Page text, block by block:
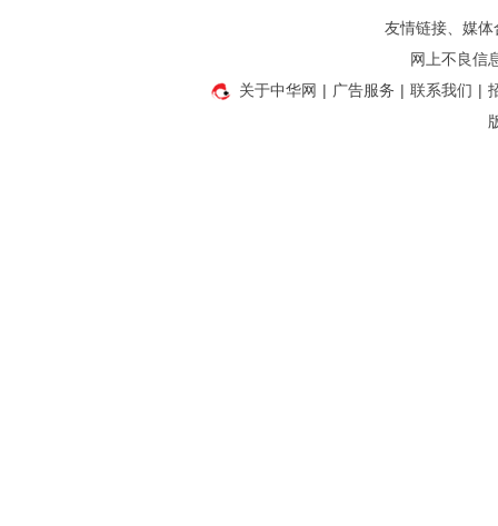
友情链接、媒
网上不良信
关于中华网 | 广告服务 | 联系我们 |